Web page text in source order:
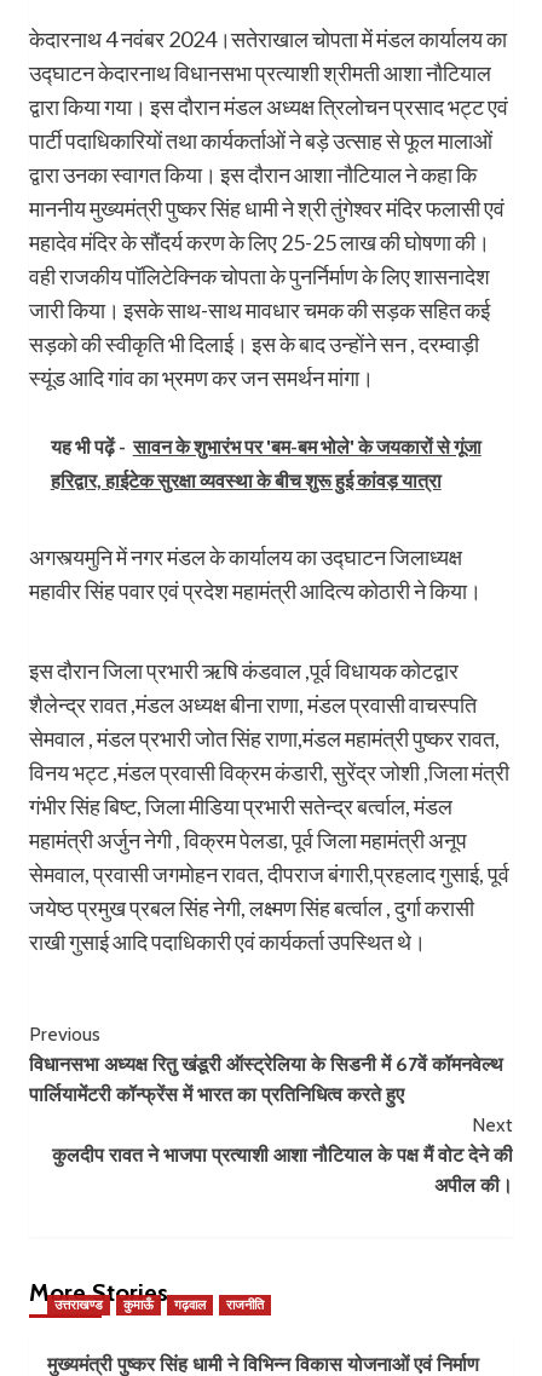
केदारनाथ 4 नवंबर 2024।सतेराखाल चोपता में मंडल कार्यालय का
उद्घाटन केदारनाथ विधानसभा प्रत्याशी श्रीमती आशा नौटियाल
द्वारा किया गया। इस दौरान मंडल अध्यक्ष त्रिलोचन प्रसाद भट्ट एवं
पार्टी पदाधिकारियों तथा कार्यकर्ताओं ने बड़े उत्साह से फूल मालाओं
द्वारा उनका स्वागत किया। इस दौरान आशा नौटियाल ने कहा कि
माननीय मुख्यमंत्री पुष्कर सिंह धामी ने श्री तुंगेश्वर मंदिर फलासी एवं
महादेव मंदिर के सौंदर्य करण के लिए 25-25 लाख की घोषणा की।
वही राजकीय पॉलिटेक्निक चोपता के पुनर्निर्माण के लिए शासनादेश
जारी किया। इसके साथ-साथ मावधार चमक की सड़क सहित कई
सड़को की स्वीकृति भी दिलाई। इस के बाद उन्होंने सन , दरम्वाड़ी
स्यूंड आदि गांव का भ्रमण कर जन समर्थन मांगा।
यह भी पढ़ें - सावन के शुभारंभ पर 'बम-बम भोले' के जयकारों से गूंजा
हरिद्वार, हाईटेक सुरक्षा व्यवस्था के बीच शुरू हुई कांवड़ यात्रा
अगस्त्यमुनि में नगर मंडल के कार्यालय का उद्घाटन जिलाध्यक्ष
महावीर सिंह पवार एवं प्रदेश महामंत्री आदित्य कोठारी ने किया।
इस दौरान जिला प्रभारी ऋषि कंडवाल ,पूर्व विधायक कोटद्वार
शैलेन्द्र रावत ,मंडल अध्यक्ष बीना राणा, मंडल प्रवासी वाचस्पति
सेमवाल , मंडल प्रभारी जोत सिंह राणा,मंडल महामंत्री पुष्कर रावत,
विनय भट्ट ,मंडल प्रवासी विक्रम कंडारी, सुरेंद्र जोशी ,जिला मंत्री
गंभीर सिंह बिष्ट, जिला मीडिया प्रभारी सतेन्द्र बर्त्वाल, मंडल
महामंत्री अर्जुन नेगी , विक्रम पेलडा, पूर्व जिला महामंत्री अनूप
सेमवाल, प्रवासी जगमोहन रावत, दीपराज बंगारी,प्रहलाद गुसाई, पूर्व
जयेष्ठ प्रमुख प्रबल सिंह नेगी, लक्ष्मण सिंह बर्त्वाल , दुर्गा करासी
राखी गुसाई आदि पदाधिकारी एवं कार्यकर्ता उपस्थित थे।
Post
Navigation
Previous
विधानसभा अध्यक्ष रितु खंडूरी ऑस्ट्रेलिया के सिडनी में 67वें कॉमनवेल्थ
पार्लियामेंटरी कॉन्फ्रेंस में भारत का प्रतिनिधित्व करते हुए
Next
कुलदीप रावत ने भाजपा प्रत्याशी आशा नौटियाल के पक्ष मैं वोट देने की
अपील की।
More Stories
उत्तराखण्ड कुमाऊँ गढ़वाल राजनीति
मुख्यमंत्री पुष्कर सिंह धामी ने विभिन्न विकास योजनाओं एवं निर्माण